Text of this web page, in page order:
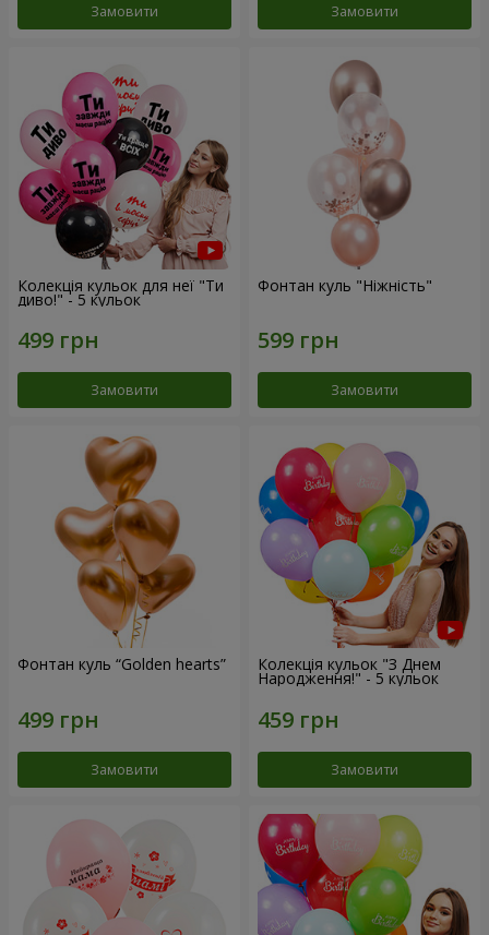
Замовити Замовити
Колекція кульок для неї "Ти
диво!" - 5 кульок
Замовити
Фонтан куль "Ніжність"
Замовити
Фонтан куль “Golden hearts”
Замовити
Колекція кульок "З Днем
Народження!" - 5 кульок
Замовити